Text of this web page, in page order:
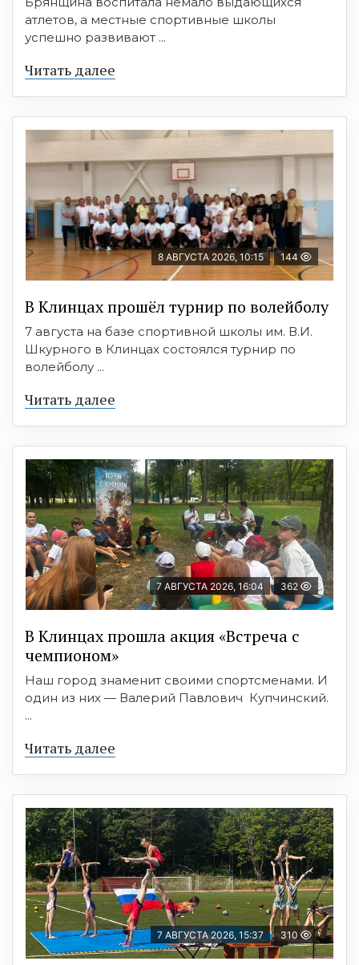
атлетов, а местные спортивные школы
успешно развивают ...
Читать далее
8 АВГУСТА 2026, 10:15 144
В Клинцах прошёл турнир по волейболу
7 августа на базе спортивной школы им. В.И.
Шкурного в Клинцах состоялся турнир по
волейболу ...
Читать далее
7 АВГУСТА 2026, 16:04 362
В Клинцах прошла акция «Встреча с
чемпионом»
Наш город знаменит своими спортсменами. И
один из них — Валерий Павлович Купчинский.
...
Читать далее
7 АВГУСТА 2026, 15:37 310